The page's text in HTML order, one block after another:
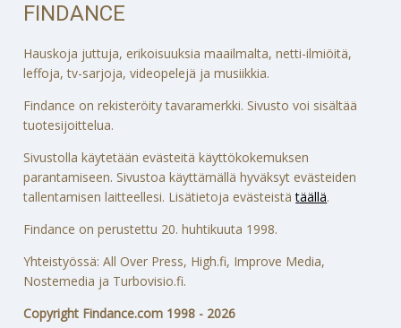
FINDANCE
Hauskoja juttuja, erikoisuuksia maailmalta, netti-ilmiöitä,
leffoja, tv-sarjoja, videopelejä ja musiikkia.
Findance on rekisteröity tavaramerkki. Sivusto voi sisältää
tuotesijoittelua.
Sivustolla käytetään evästeitä käyttökokemuksen
parantamiseen. Sivustoa käyttämällä hyväksyt evästeiden
tallentamisen laitteellesi. Lisätietoja evästeistätäällä.
Findance on perustettu 20. huhtikuuta 1998.
Yhteistyössä: All Over Press, High.fi, Improve Media,
Nostemedia ja Turbovisio.fi.
Copyright Findance.com 1998 - 2026